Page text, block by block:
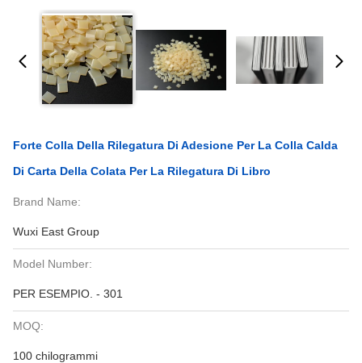
Forte Colla Della Rilegatura Di Adesione Per La Colla Calda
Di Carta Della Colata Per La Rilegatura Di Libro
Brand Name:
Wuxi East Group
Model Number:
PER ESEMPIO. - 301
MOQ:
100 chilogrammi